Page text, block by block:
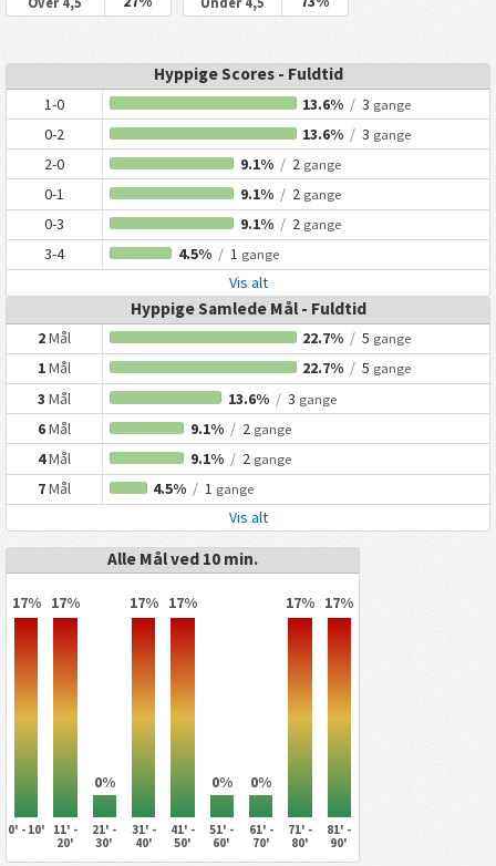
Hyppige Scores - Fuldtid
1-0 13.6% / 3 gange
0-2 13.6% / 3 gange
2-0 9.1% /2 gange
0-1 9.1% /2 gange
0-3 9.1% /2 gange
3-4 4.5% /1 gange
Vis alt
Hyppige Samlede Mål - Fuldtid
2Mål 22.7% / 5 gange
1Mål 22.7% / 5 gange
3Mål 13.6% /3 gange
6Mål 9.1% /2 gange
4Mål 9.1% /2 gange
7Mål 4.5% / 1 gange
Vis alt
Alle Mål ved 10 min.
17% 17%
0%
17% 17%
0% 0%
17% 17%
0' - 10'
11' -
20'
21' -
30'
31' -
40'
41' -
50'
51' -
60'
61' -
70'
71' -
80'
81' -
90'